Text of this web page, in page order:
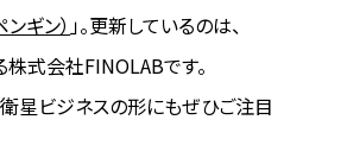
ギン）」。更新しているのは、
式会社FINOLABです。
衛星ビジネスの形にもぜひご注目